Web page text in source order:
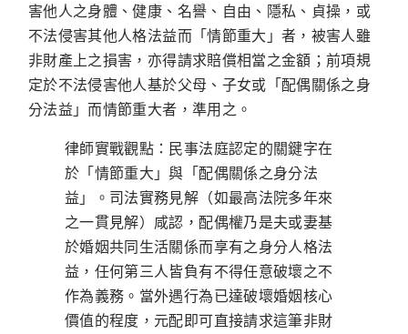
害他人之身體、健康、名譽、自由、隱私、貞操，或
不法侵害其他人格法益而「情節重大」者，被害人雖
非財產上之損害，亦得請求賠償相當之金額；前項規
定於不法侵害他人基於父母、子女或「配偶關係之身
分法益」而情節重大者，準用之。
律師實戰觀點： 民事法庭認定的關鍵字在
於 「情節重大」與 「配偶關係之身分法
益」
。司法實務見解（如最高法院多年來
之一貫見解）咸認，配偶權乃是夫或妻基
於婚姻共同生活關係而享有之身分人格法
益，任何第三人皆負有不得任意破壞之不
作為義務。當外遇行為已達破壞婚姻核心
價值的程度，元配即可直接請求這筆非財